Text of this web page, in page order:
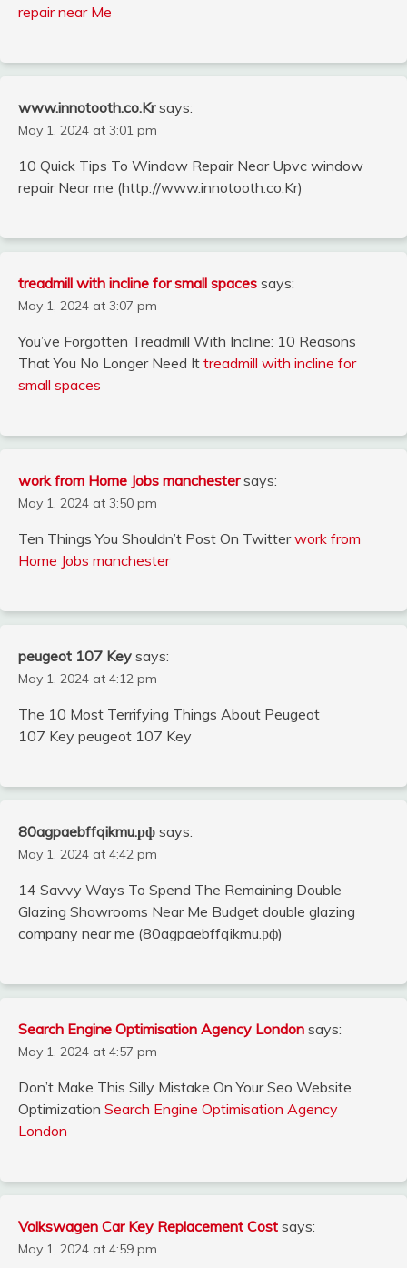
repair near Me
www.innotooth.co.Kr says:
May 1, 2024 at 3:01 pm
10 Quick Tips To Window Repair Near Upvc window
repair Near me (http://www.innotooth.co.Kr)
treadmill with incline for small spaces says:
May 1, 2024 at 3:07 pm
You’ve Forgotten Treadmill With Incline: 10 Reasons
That You No Longer Need It treadmill with incline for
small spaces
work from Home Jobs manchester says:
May 1, 2024 at 3:50 pm
Ten Things You Shouldn’t Post On Twitterwork from
Home Jobs manchester
peugeot 107 Key says:
May 1, 2024 at 4:12 pm
The 10 Most Terrifying Things About Peugeot
107 Key peugeot 107 Key
80agpaebffqikmu.рф says:
May 1, 2024 at 4:42 pm
14 Savvy Ways To Spend The Remaining Double
Glazing Showrooms Near Me Budget double glazing
company near me (80agpaebffqikmu.рф)
Search Engine Optimisation Agency London says:
May 1, 2024 at 4:57 pm
Don’t Make This Silly Mistake On Your Seo Website
Optimization Search Engine Optimisation Agency
London
Volkswagen Car Key Replacement Cost says:
May 1, 2024 at 4:59 pm